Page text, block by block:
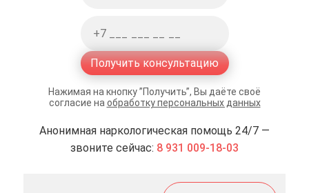
Получить консультацию
Нажимая на кнопку ”Получить”, Вы даёте своё
согласие на обработку персональных данных
Анонимная наркологическая помощь 24/7 —
звоните сейчас: 8 931 009-18-03